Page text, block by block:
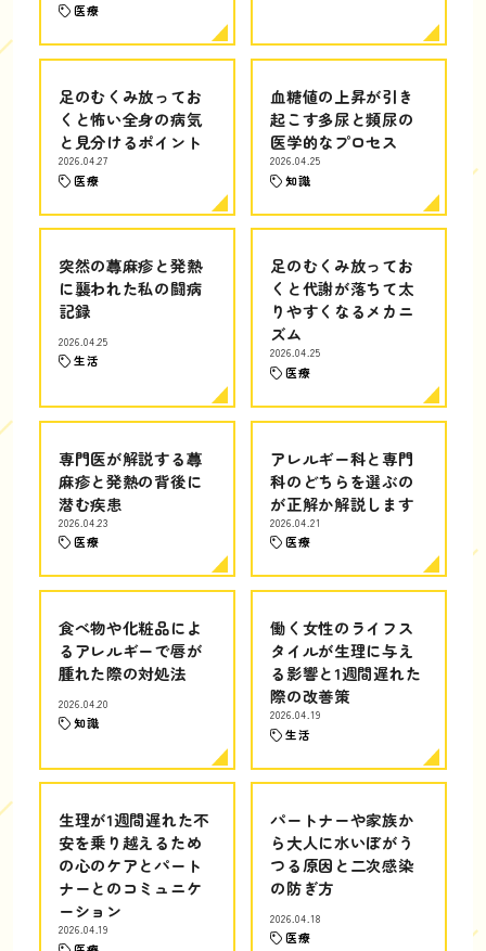
医療
足のむくみ放ってお
くと怖い全身の病気
と見分けるポイント
2026.04.27
医療
血糖値の上昇が引き
起こす多尿と頻尿の
医学的なプロセス
2026.04.25
知識
突然の蕁麻疹と発熱
に襲われた私の闘病
記録
2026.04.25
生活
足のむくみ放ってお
くと代謝が落ちて太
りやすくなるメカニ
ズム
2026.04.25
医療
専門医が解説する蕁
麻疹と発熱の背後に
潜む疾患
2026.04.23
医療
アレルギー科と専門
科のどちらを選ぶの
が正解か解説します
2026.04.21
医療
食べ物や化粧品によ
るアレルギーで唇が
腫れた際の対処法
2026.04.20
知識
働く女性のライフス
タイルが生理に与え
る影響と1週間遅れた
際の改善策
2026.04.19
生活
生理が1週間遅れた不
安を乗り越えるため
の心のケアとパート
ナーとのコミュニケ
ーション
2026.04.19
パートナーや家族か
ら大人に水いぼがう
つる原因と二次感染
の防ぎ方
2026.04.18
医療